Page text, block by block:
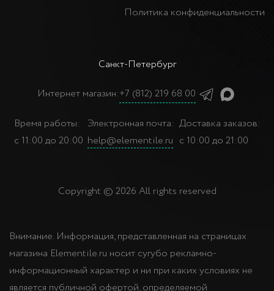
Санкт-Петербург
Интернет магазин:+7 (812) 219 68 00
Время работы:
с 11:00 до 20:00
Электронная почта:
help@elementile.ru
Доставка заказов:
с 10:00 до 21:00
Политика конфиденциальности
Copyright © 2026 All rights reserved
Внимание. Информация, представленная на страницах
магазина Elementile.ru носит сугубо рекламно-
информационный характер и ни при каких условиях не
является публичной офертой, определяемой